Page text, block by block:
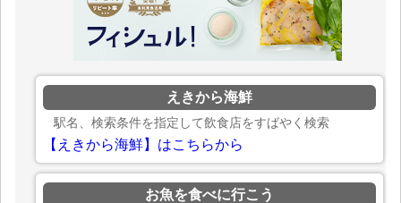
えきから海鮮
駅名、検索条件を指定して飲食店をすばやく検索
【えきから海鮮】はこちらから
お魚を食べに行こう